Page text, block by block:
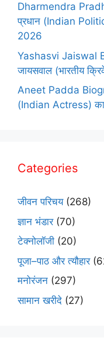
Dharmendra
प्रधान (Indian
2026
Yashasvi Jaiswal
जायसवाल (भारतीय
Aneet Padda
(Indian Actress)
Categories
जीवन परिचय(268)
ज्ञान भंडार(70)
टेक्नोलॉजी (20)
पूजा–पाठ और त्यौहार
मनोरंजन (297)
सामान खरीदे (27)